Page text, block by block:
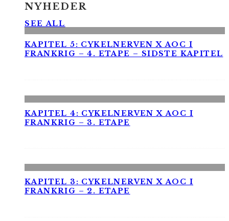
NYHEDER
SEE ALL
KAPITEL 5: CYKELNERVEN X AOC I
FRANKRIG – 4. ETAPE – SIDSTE KAPITEL
KAPITEL 4: CYKELNERVEN X AOC I
FRANKRIG – 3. ETAPE
KAPITEL 3: CYKELNERVEN X AOC I
FRANKRIG – 2. ETAPE